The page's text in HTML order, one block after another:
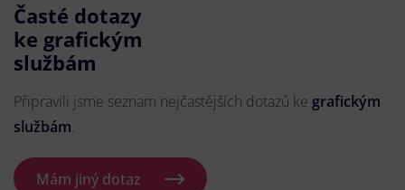
Časté dotazy
ke grafickým
službám
Připravili jsme seznam nejčastějších dotazů ke grafickým
službám.
Mám jiný dotaz